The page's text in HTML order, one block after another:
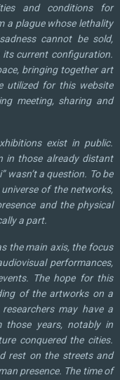
and conditions for
a plague whose lethality
cannot be sold,
current configuration.
bringing together art
utilized for this website
meeting, sharing and
exist in public.
in those already distant
wasn’t a question. To be
of the networks,
and the physical
a part.
the main axis, the focus
performances,
The hope for this
of the artworks on a
may have a
those years, notably in
conquered the cities.
rest on the streets and
presence. The time of